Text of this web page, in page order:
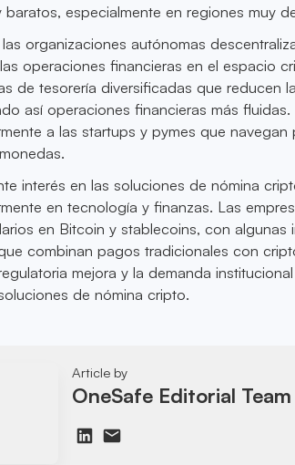
baratos, especialmente en regiones muy
organizaciones autónomas
operaciones financieras en el espacio
de tesorería diversificadas que reducen
así operaciones financieras más
a las startups y pymes que
interés en las soluciones de nómina
en tecnología y finanzas. Las
en Bitcoin y stablecoins, con
combinan pagos tradicionales con
mejora y la demanda
de nómina cripto.
Article by
OneSafe Editorial Team